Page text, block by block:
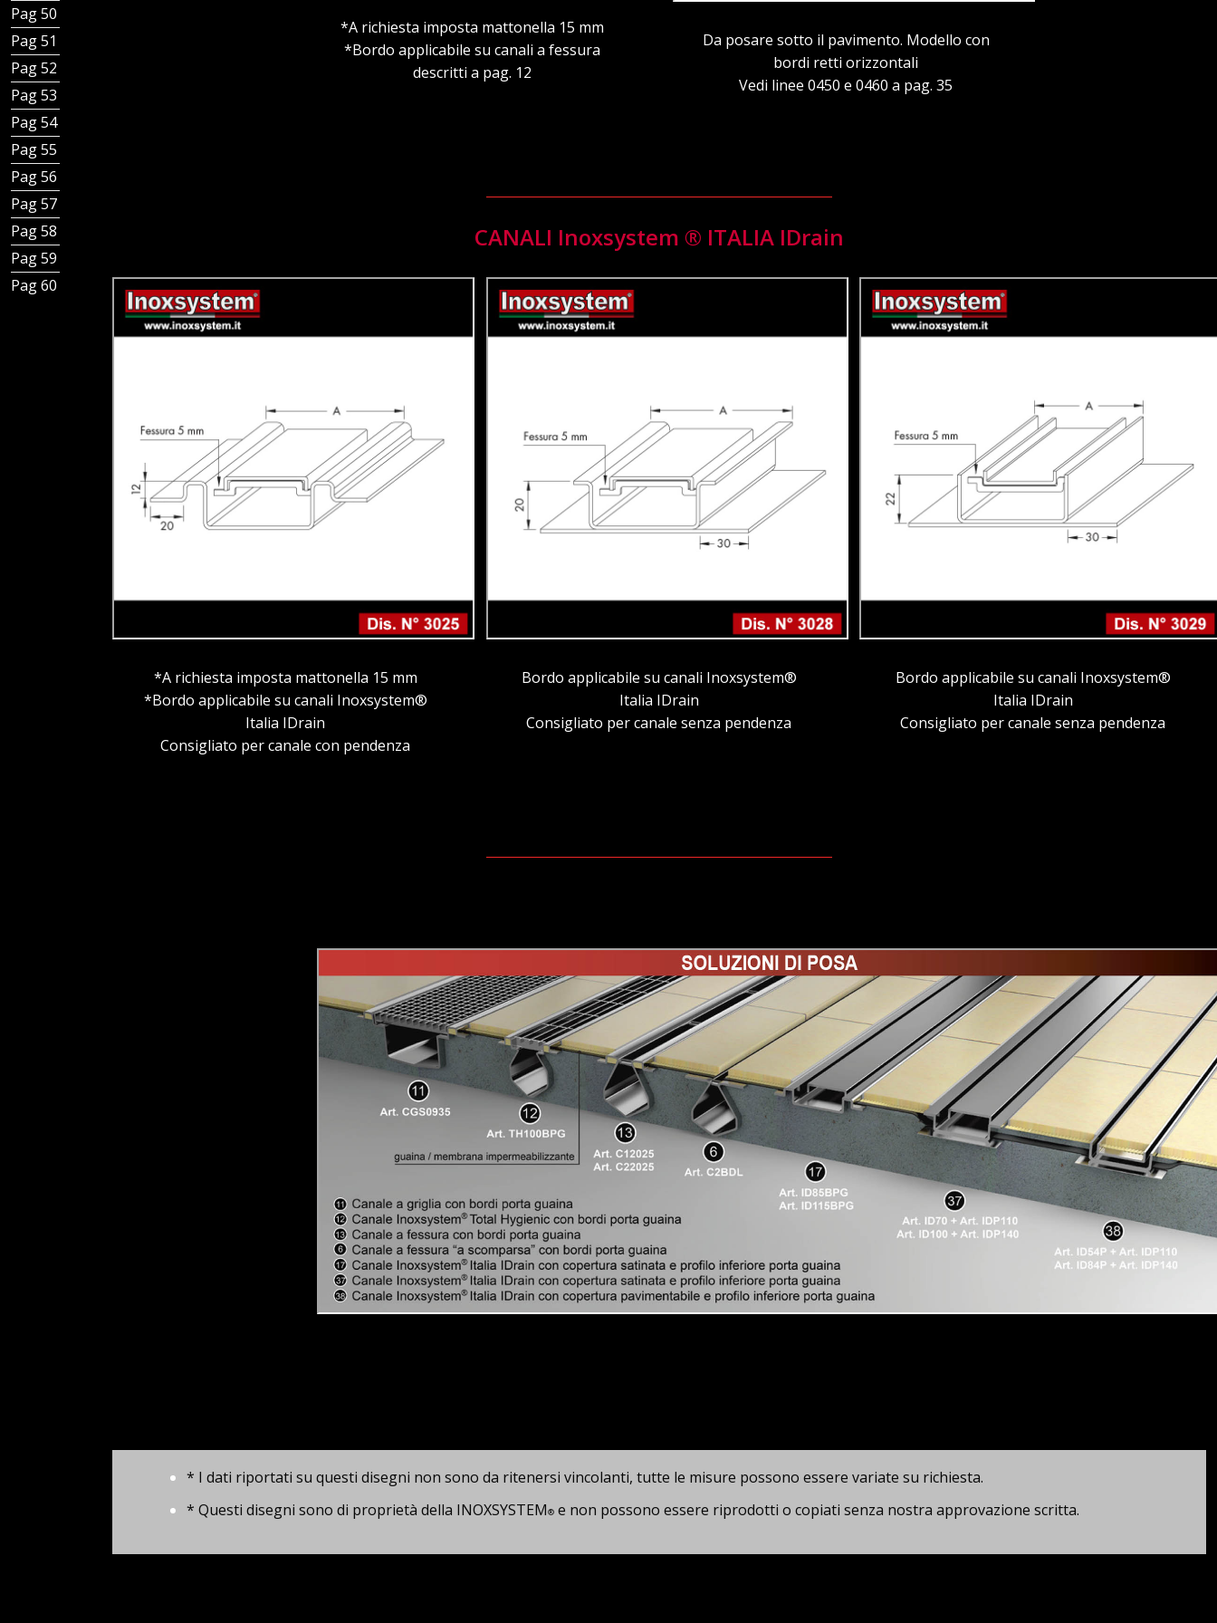
Pag 50 - Griglie per Canale Total Hygienic
Pag 51 - Griglie Design Canale Total Hygienic
Pag 52 - Chiusini in piastra con innesto canale
Pag 53 - Chiusini piastra con tazza e innesto canale
Pag 54 - Chiusini a griglia con tubo e innesto canale
Pag 55 - Chiusini a griglia con tazza e innesto canale
Pag 56 - Canale Total Hygienic con chiusini piastra
Pag 57 - Canale Total Hygienic con chiusini grigliati
Pag 58 - Canale Total Hygienic a fessura
Pag 59 - Canale Total Hygienic grigliati
Pag 60 - Copertina
*A richiesta imposta mattonella 15 mm
*Bordo applicabile su canali a fessura
descritti a pag. 12
Da posare sotto il pavimento. Modello con
bordi retti orizzontali
Vedi linee 0450 e 0460 a pag. 35
CANALI Inoxsystem ® ITALIA IDrain
*A richiesta imposta mattonella 15 mm
*Bordo applicabile su canali Inoxsystem®
Italia IDrain
Consigliato per canale con pendenza
Bordo applicabile su canali Inoxsystem®
Italia IDrain
Consigliato per canale senza pendenza
Bordo applicabile su canali Inoxsystem®
Italia IDrain
Consigliato per canale senza pendenza
* I dati riportati su questi disegni non sono da ritenersi vincolanti, tutte le misure possono essere variate su richiesta.
* Questi disegni sono di proprietà della INOXSYSTEM® e non possono essere riprodotti o copiati senza nostra approvazione scritta.